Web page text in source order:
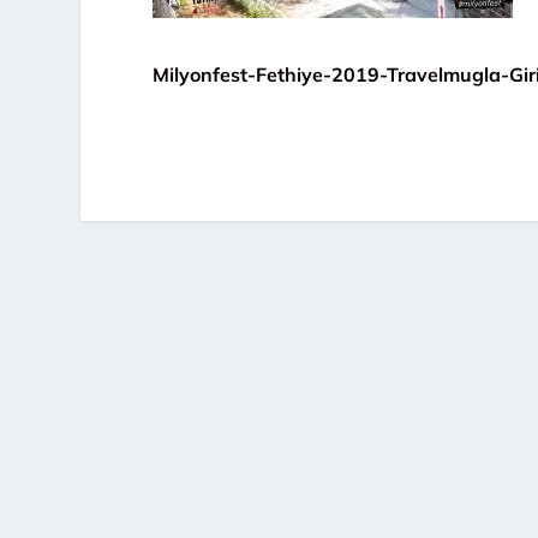
Milyonfest-Fethiye-2019-Travelmugla-